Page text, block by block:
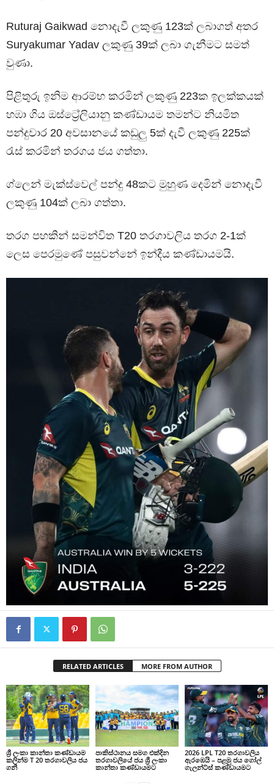
Ruturaj Gaikwad නොදැවී ලකුණු 123ක් ලබාගත් අතර
Suryakumar Yadav ලකුණු 39ක් ලබා ගැනීමට සමත්
වුණා.
පිළිතුරු ඉනිම ආරම්භ කරමින් ලකුණු 223ක ඉලක්කයක්
හඹා ගිය ඔස්ට්‍රේලියානු කණ්ඩායම තමන්ට නියමිත
පන්දුවාර 20 අවසානයේ කඩුලු 5ක් දැවී ලකුණු 225ක්
රැස් කරමින් තරගය ජය ගත්තා.
ග්ලෙන් මැක්ස්වෙල් පන්දු 48කට මුහුණ දෙමින් නොදැවී
ලකුණු 104ක් ලබා ගත්තා.
තරග පහකින් සමන්විත T20 තරගාවලිය තරග 2-1ක්
ලෙස පෙරමුණේ පසුවන්නේ ඉන්දීය කණ්ඩායමයි.
RELATED ARTICLES MORE FROM AUTHOR
ශ්‍රී ලංකා කාන්තා කණ්ඩායම
කලින්ම T 20 තරගාවලිය ජය
ගනී
පාකිස්ථානය සමග එක්දින
තරගාවලියේ ජය ශ්‍රී ලංකා
කාන්තා කණ්ඩායමට
2026 LPL T20 තරගාවලිය
ඇරඹෙයි – පළමු ජය ගෝල්
ගැලන්ට්ස් කණ්ඩායමට